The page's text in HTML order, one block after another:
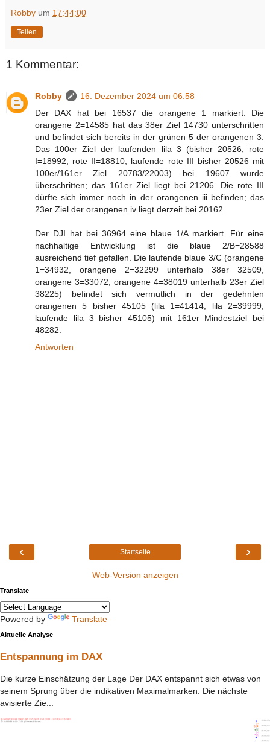
Robby um 17:44:00
Teilen
1 Kommentar:
Robby
16. Dezember 2024 um 06:58
Der DAX hat bei 16537 die orangene 1 markiert. Die
orangene 2=14585 hat das 38er Ziel 14730 unterschritten
und befindet sich bereits in der grünen 5 der orangenen 3.
Das 100er Ziel der laufenden lila 3 (bisher 20526, rote
I=18992, rote II=18810, laufende rote III bisher 20526 mit
100er/161er Ziel 20783/22003) bei 19607 wurde
überschritten; das 161er Ziel liegt bei 21206. Die rote III
dürfte sich immer noch in der orangenen iii befinden; das
23er Ziel der orangenen iv liegt derzeit bei 20162.
Der DJI hat bei 36964 eine blaue 1/A markiert. Für eine
nachhaltige Entwicklung ist die blaue 2/B=28588
ausreichend tief gefallen. Die laufende blaue 3/C (orangene
1=34932, orangene 2=32299 unterhalb 38er 32509,
orangene 3=33072, orangene 4=38019 unterhalb 23er Ziel
38225) befindet sich vermutlich in der gedehnten
orangenen 5 bisher 45105 (lila 1=41414, lila 2=39999,
laufende lila 3 bisher 45105) mit 161er Mindestziel bei
48282.
Antworten
‹ ›
Startseite
Web-Version anzeigen
Translate
Powered by Translate
Aktuelle Analyse
Entspannung im DAX
Die kurze Einschätzung der Lage Der DAX entspannt sich etwas von
seinem Sprung über die indikativen Maximalmarken. Die nächste
avisierte Zie...